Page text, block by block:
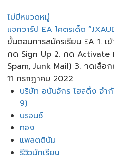
ไม่มีหมวดหมู่
แจกวาร์ป​ EA​ โคตรเด็ด​
ขั้นตอนการสมัครเรียน EA 1. เ
กด Sign Up 2. กด Activate
Spam, Junk Mail) 3. กดเลือ
11 กรกฎาคม 2022
เมนู
บริษัท อนันจักร โฮลดิ้ง จำ
9)
บรอนซ์
ทอง
แพลตตินัม
รีวิวนักเรียน